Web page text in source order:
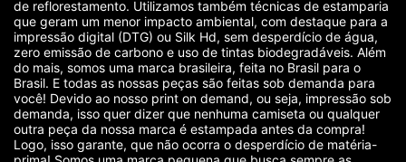
de reflorestamento. Utilizamos também técnicas de estamparia
que geram um menor impacto ambiental, com destaque para a
impressão digital (DTG) ou Silk Hd, sem desperdício de água,
zero emissão de carbono e uso de tintas biodegradáveis. Além
do mais, somos uma marca brasileira, feita no Brasil para o
Brasil. E todas as nossas peças são feitas sob demanda para
você! Devido ao nosso print on demand, ou seja, impressão sob
demanda, isso quer dizer que nenhuma camiseta ou qualquer
outra peça da nossa marca é estampada antes da compra!
Logo, isso garante, que não ocorra o desperdício de matéria-